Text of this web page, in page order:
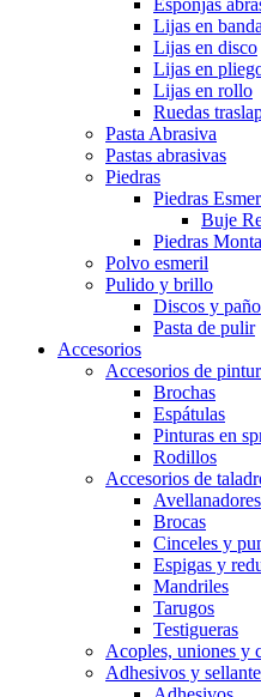
Lijas en banda
Lijas en disco
Lijas en
Lijas en rollo
Ruedas
Pasta Abrasiva
Pastas abrasivas
Piedras
Piedras
Buje
Piedras
Polvo esmeril
Pulido y brillo
Discos y
Pasta de pulir
Accesorios
Accesorios de
Brochas
Espátulas
Pinturas en
Rodillos
Accesorios de
Avellanadores
Brocas
Cinceles y
Espigas y
Mandriles
Tarugos
Testigueras
Acoples, uniones y
Adhesivos y